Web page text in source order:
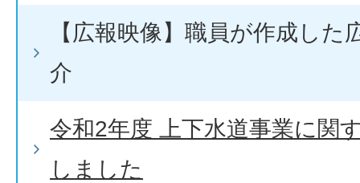
【広報映像】職員が作成し
介
令和2年度 上下水道事業に関
しました